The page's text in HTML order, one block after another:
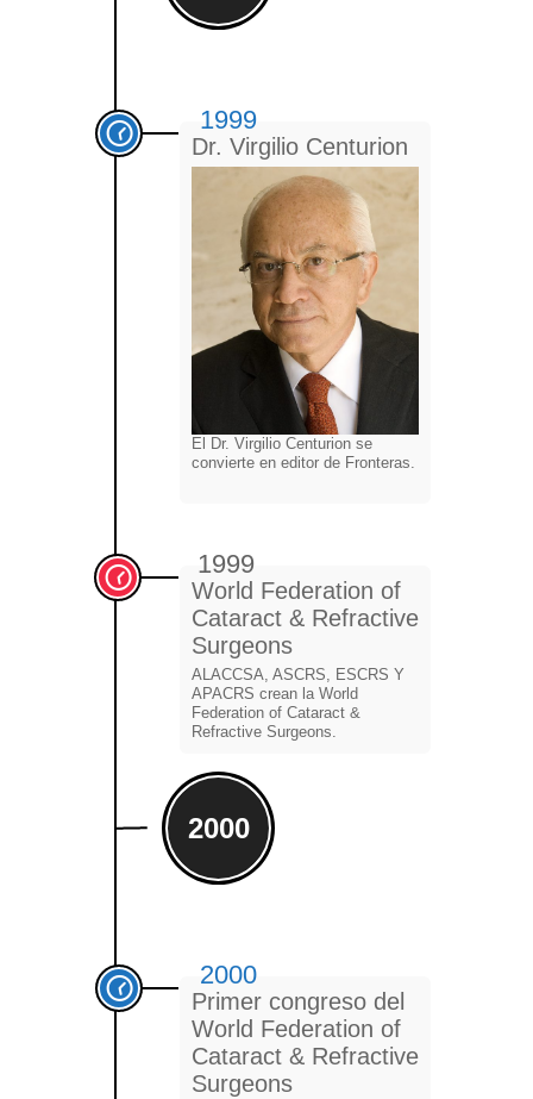
1999
Dr. Virgilio Centurion
El Dr. Virgilio Centurion se
convierte en editor de Fronteras.
1999
World Federation of
Cataract & Refractive
Surgeons
ALACCSA, ASCRS, ESCRS Y
APACRS crean la World
Federation of Cataract &
Refractive Surgeons.
2000
2000
Primer congreso del
World Federation of
Cataract & Refractive
Surgeons